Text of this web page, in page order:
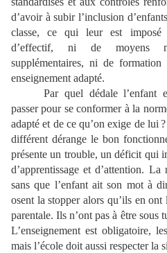
d’avoir à subir l’inclusion
classe, ce qui leur est imposé
d’effectif, ni de moyens
supplémentaires, ni de
enseignement adapté.
Par quel dédale l’enfant
passer pour se conformer à la
adapté et de ce qu’on exige de lui
différent dérange le bon
présente un trouble, un déficit qui
d’apprentissage et d’attention. La
sans que l’enfant ait son mot à
osent la stopper alors qu’ils en
parentale. Ils n’ont pas à être sous
L’enseignement est obligatoire,
mais l’école doit aussi respecter la